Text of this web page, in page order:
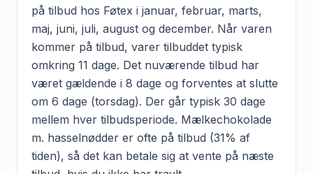
på tilbud hos Føtex i januar, februar, marts,
maj, juni, juli, august og december. Når varen
kommer på tilbud, varer tilbuddet typisk
omkring 11 dage. Det nuværende tilbud har
været gældende i 8 dage og forventes at slutte
om 6 dage (torsdag). Der går typisk 30 dage
mellem hver tilbudsperiode. Mælkechokolade
m. hasselnødder er ofte på tilbud (31% af
tiden), så det kan betale sig at vente på næste